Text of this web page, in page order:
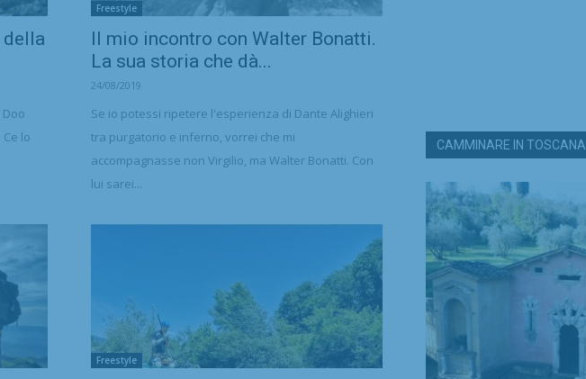
della
lo
Freestyle
Il mio incontro con Walter Bonatti.
La sua storia che dà...
24/08/2019
Se io potessi ripetere l'esperienza di Dante Alighieri
tra purgatorio e inferno, vorrei che mi
accompagnasse non Virgilio, ma Walter Bonatti. Con
lui sarei...
Freestyle
CAMMINARE IN TOSCANA